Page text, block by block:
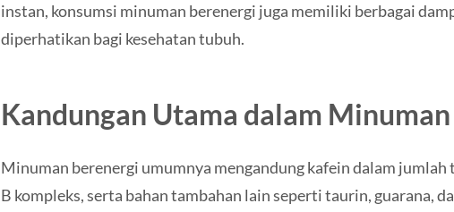
instan, konsumsi minuman berenergi juga memiliki berbagai
diperhatikan bagi kesehatan tubuh.
Kandungan Utama dalam
Minuman berenergi umumnya mengandung kafein dalam jumlah
B kompleks, serta bahan tambahan lain seperti taurin, guarana,